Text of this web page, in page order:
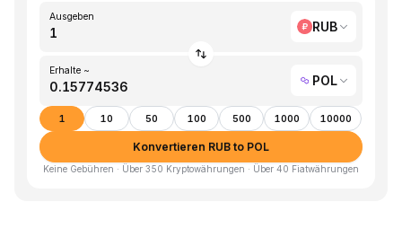
Ausgeben
RUB
Erhalte ~
POL
1 10 50 100 500 1000 10000
Konvertieren RUB to POL
Keine Gebühren · Über 350 Kryptowährungen · Über 40 Fiatwährungen